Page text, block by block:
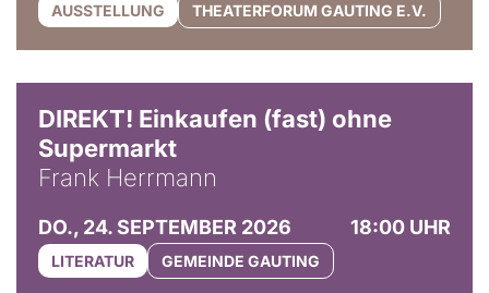
AUSSTELLUNG THEATERFORUM GAUTING E.V.
DIREKT! Einkaufen (fast) ohne
Supermarkt
Frank Herrmann
DO., 24. SEPTEMBER 2026 18:00 UHR
LITERATUR GEMEINDE GAUTING